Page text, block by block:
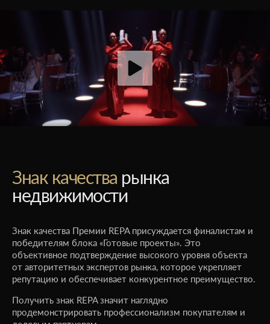
Знак качества рынка
недвижимости
Знак качества Премии REPA присуждается финалистам и
победителям блока «Готовые проекты». Это
объективное подтверждение высокого уровня объекта
от авторитетных экспертов рынка, которое укрепляет
репутацию и обеспечивает конкурентное преимущество.
Получить знак REPA значит наглядно
продемонстрировать профессионализм покупателям и